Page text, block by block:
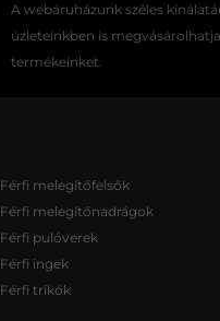
A webáruházunk széles
üzleteinkben is
termékeinket.
Férfi melegítőfelsők
Férfi melegítőnadrágok
Férfi pulóverek
Férfi ingek
Férfi trikók